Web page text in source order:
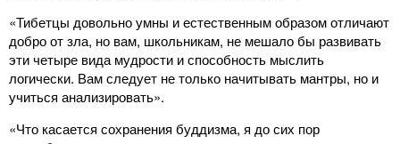
«Тибетцы довольно умны и естественным образом отличают
добро от зла, но вам, школьникам, не мешало бы развивать
эти четыре вида мудрости и способность мыслить
логически. Вам следует не только начитывать мантры, но и
учиться анализировать».
«Что касается сохранения буддизма, я до сих пор